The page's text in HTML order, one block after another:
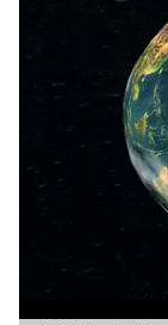
[ma-gdpr-
aspect-